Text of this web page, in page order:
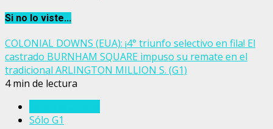
Si no lo viste...
COLONIAL DOWNS (EUA): ¡4° triunfo selectivo en fila! El
castrado BURNHAM SQUARE impuso su remate en el
tradicional ARLINGTON MILLION S. (G1)
4 min de lectura
Sólo G1